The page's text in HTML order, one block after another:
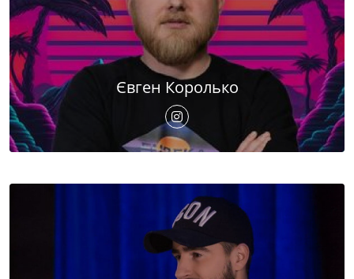
Євген Королько